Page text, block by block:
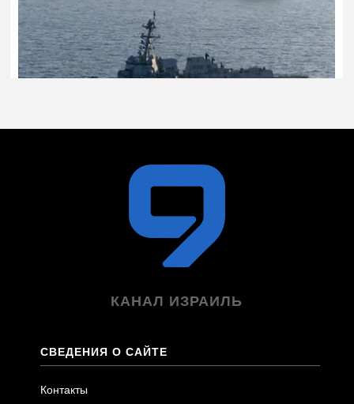
КАНАЛ ИЗРАИЛЬ
СВЕДЕНИЯ О САЙТЕ
Контакты